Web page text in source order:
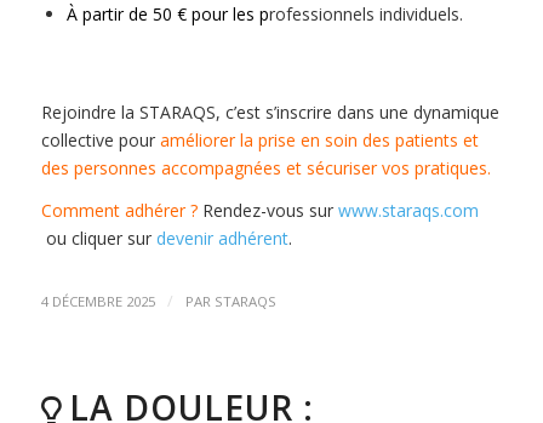
À partir de 50 € pour les professionnels individuels.
Rejoindre la STARAQS, c’est s’inscrire dans une dynamique
collective pour améliorer la prise en soin des patients et
des personnes accompagnées et sécuriser vos pratiques.
Comment adhérer ? Rendez-vous sur www.staraqs.com
ou cliquer sur devenir adhérent.
4 DÉCEMBRE 2025 / PAR STARAQS
LA DOULEUR :